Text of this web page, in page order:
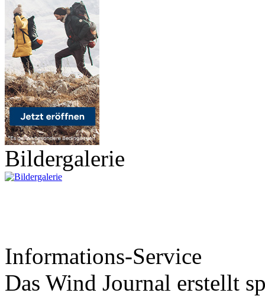
Bildergalerie
Informations-Service
Das Wind Journal erstellt